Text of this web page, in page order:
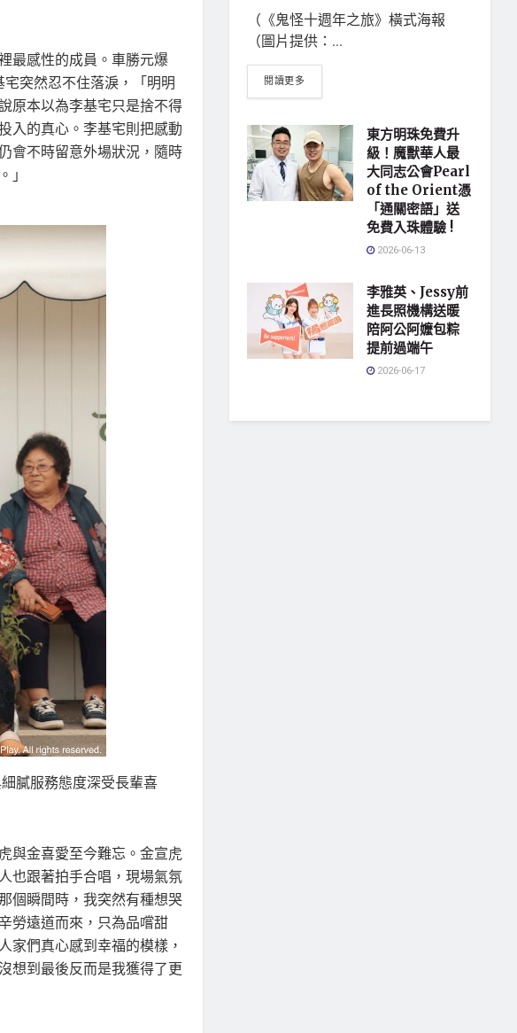
最感性的成員。車勝元爆
突然忍不住落淚，「明明
原本以為李基宅只是捨不得
入的真心。李基宅則把感動
會不時留意外場狀況，隨時
」
膩服務態度深受長輩喜
與金喜愛至今難忘。金宣虎
也跟著拍手合唱，現場氣氛
個瞬間時，我突然有種想哭
勞遠道而來，只為品嚐甜
家們真心感到幸福的模樣，
想到最後反而是我獲得了更
（《鬼怪十週年之旅》橫式海報
（圖片提供：...
閱讀更多
東方明珠免費升
級！魔獸華人最
大同志公會Pearl
of the Orient憑
「通關密語」送
免費入珠體驗 !
2026-06-13
李雅英、Jessy前
進長照機構送暖
陪阿公阿嬤包粽
提前過端午
2026-06-17